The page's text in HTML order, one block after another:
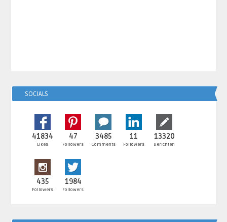
SOCIALS
41834
Likes
47
Followers
3485
Comments
11
Followers
13320
Berichten
435
Followers
1984
Followers